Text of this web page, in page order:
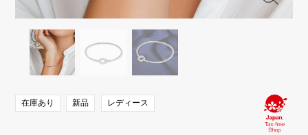
ZENITH
ゼニス
TAG HEUER
タグホイヤー
DUNAMIS
デュナミス
VINTAGE WATCH
オリジナルジュエリー一覧へ
在庫あり 新品 レディース